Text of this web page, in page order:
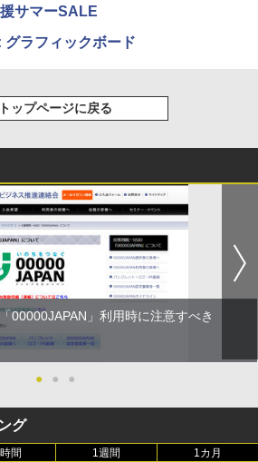
サマーSALE
ラフィックボード
トップページに戻る
00000JAPAN」利用時に注意すべき
● ● ●
グ
間 1週間 1カ月